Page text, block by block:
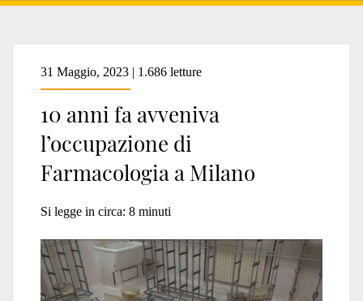
Tag:
<span>zoratti</span>
31 Maggio, 2023 | 1.686 letture
10 anni fa avveniva
l’occupazione di
Farmacologia a Milano
Si legge in circa: 8 minuti